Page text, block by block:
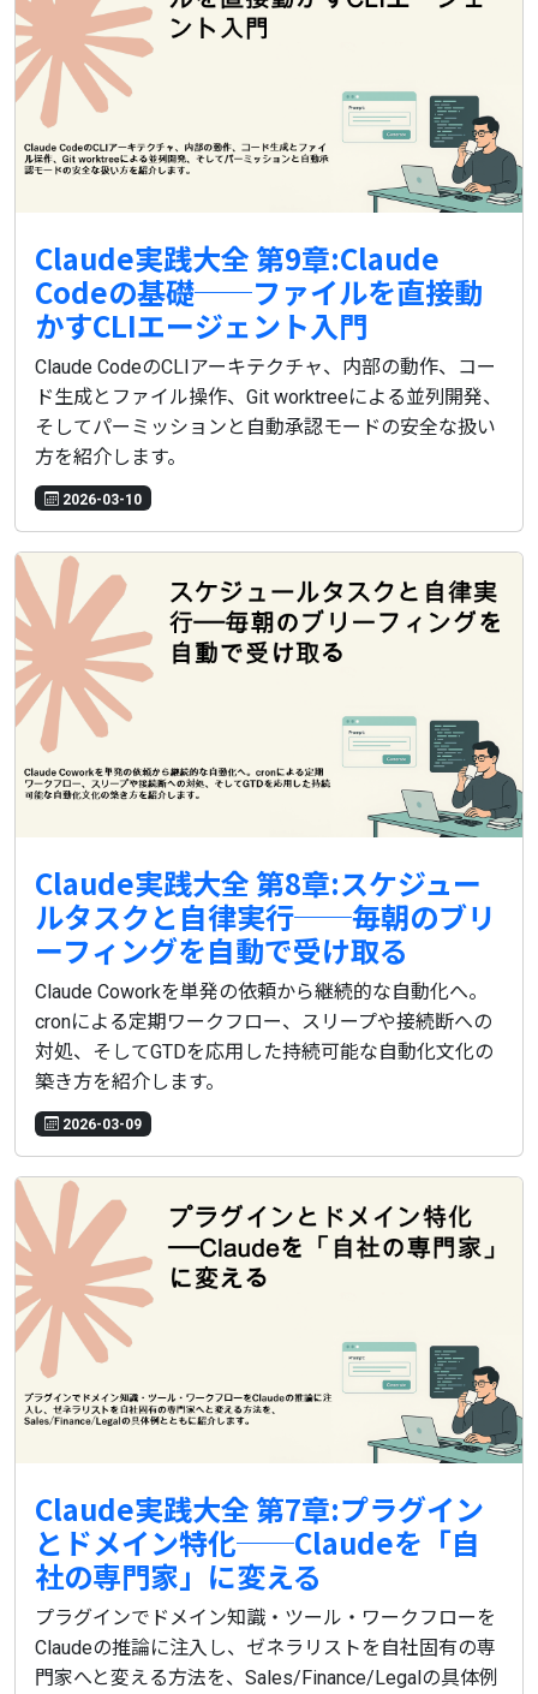
Claude実践大全 第9章:Claude
Codeの基礎──ファイルを直接動
かすCLIエージェント入門
Claude CodeのCLIアーキテクチャ、内部の動作、コー
ド生成とファイル操作、Git worktreeによる並列開発、
そしてパーミッションと自動承認モードの安全な扱い
方を紹介します。
2026-03-10
Claude実践大全 第8章:スケジュー
ルタスクと自律実行──毎朝のブリ
ーフィングを自動で受け取る
Claude Coworkを単発の依頼から継続的な自動化へ。
cronによる定期ワークフロー、スリープや接続断への
対処、そしてGTDを応用した持続可能な自動化文化の
築き方を紹介します。
2026-03-09
Claude実践大全 第7章:プラグイン
とドメイン特化──Claudeを「自
社の専門家」に変える
プラグインでドメイン知識・ツール・ワークフローを
Claudeの推論に注入し、ゼネラリストを自社固有の専
門家へと変える方法を、Sales/Finance/Legalの具体例